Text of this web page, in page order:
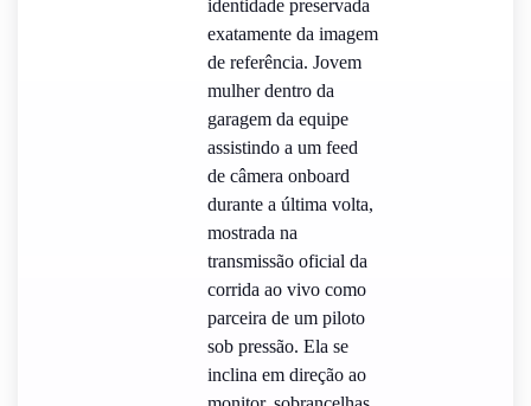
identidade preservada
exatamente da imagem
de referência. Jovem
mulher dentro da
garagem da equipe
assistindo a um feed
de câmera onboard
durante a última volta,
mostrada na
transmissão oficial da
corrida ao vivo como
parceira de um piloto
sob pressão. Ela se
inclina em direção ao